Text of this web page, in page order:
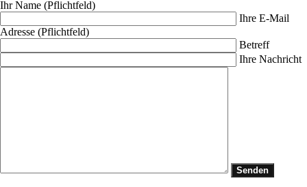
Ihr Name (Pflichtfeld)
Ihre E-Mail
Adresse (Pflichtfeld)
Betreff
Ihre Nachricht